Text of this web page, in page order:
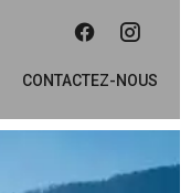
CONTACTEZ-NOUS